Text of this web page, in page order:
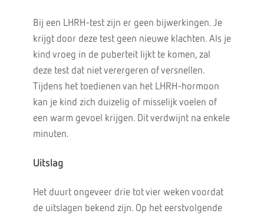
Bij een LHRH-test zijn er geen bijwerkingen. Je
krijgt door deze test geen nieuwe klachten. Als je
kind vroeg in de puberteit lijkt te komen, zal
deze test dat niet verergeren of versnellen.
Tijdens het toedienen van het LHRH-hormoon
kan je kind zich duizelig of misselijk voelen of
een warm gevoel krijgen. Dit verdwijnt na enkele
minuten.
Uitslag
Het duurt ongeveer drie tot vier weken voordat
de uitslagen bekend zijn. Op het eerstvolgende